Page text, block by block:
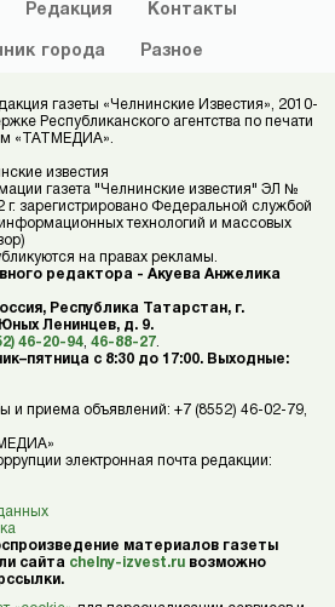
Редакция Контакты
города Разное
газеты «Челнинские Известия», 2010-
Республиканского агентства по печати
«ТАТМЕДИА».
известия
газета "Челнинские известия" ЭЛ №
зарегистрировано Федеральной службой
технологий и массовых
на правах рекламы.
редактора - Акуева Анжелика
Республика Татарстан, г.
Ленинцев, д. 9.
46-20-94 46-88-27
с 8:30 до 17:00. Выходные:
и приема объявлений: +7 (8552) 46-02-79,
электронная почта редакции:
материалов газеты
сайта chelny-izvest.ru возможно